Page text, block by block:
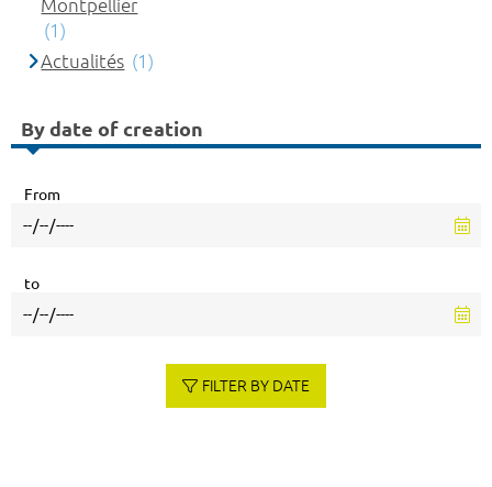
Montpellier
(1)
Actualités (1)
By date of creation
From
to
FILTER BY DATE